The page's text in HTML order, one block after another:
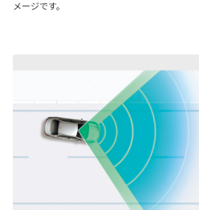
メージです。